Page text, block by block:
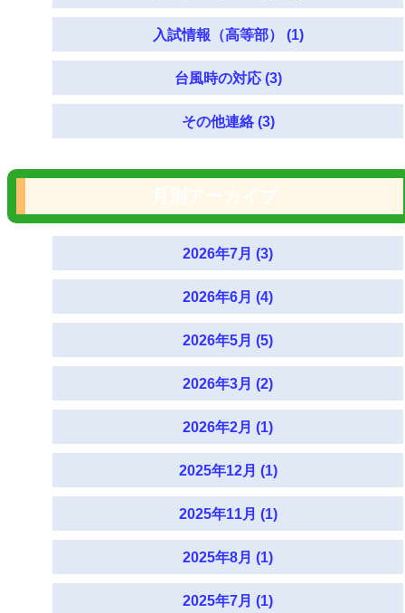
入試情報（高等部） (1)
台風時の対応 (3)
その他連絡 (3)
2026年7月 (3)
2026年6月 (4)
2026年5月 (5)
2026年3月 (2)
2026年2月 (1)
2025年12月 (1)
2025年11月 (1)
2025年8月 (1)
2025年7月 (1)